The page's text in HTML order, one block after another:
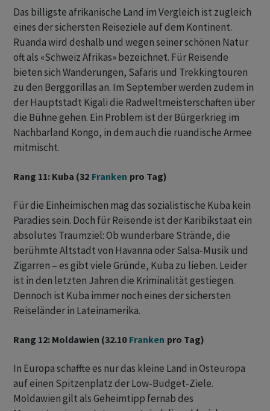
Das billigste afrikanische Land im Vergleich ist zugleich
eines der sichersten Reiseziele auf dem Kontinent.
Ruanda wird deshalb und wegen seiner schönen Natur
oft als «Schweiz Afrikas» bezeichnet. Für Reisende
bieten sich Wanderungen, Safaris und Trekkingtouren
zu den Berggorillas an. Im September werden zudem in
der Hauptstadt Kigali die Radweltmeisterschaften über
die Bühne gehen. Ein Problem ist der Bürgerkrieg im
Nachbarland Kongo, in dem auch die ruandische Armee
mitmischt.
Rang 11: Kuba (32 Franken pro Tag)
Für die Einheimischen mag das sozialistische Kuba kein
Paradies sein. Doch für Reisende ist der Karibikstaat ein
absolutes Traumziel: Ob wunderbare Strände, die
berühmte Altstadt von Havanna oder Salsa-Musik und
Zigarren – es gibt viele Gründe, Kuba zu lieben. Leider
ist in den letzten Jahren die Kriminalität gestiegen.
Dennoch ist Kuba immer noch eines der sichersten
Reiseländer in Lateinamerika.
Rang 12: Moldawien (32.10 Franken pro Tag)
In Europa schaffte es nur das kleine Land in Osteuropa
auf einen Spitzenplatz der Low-Budget-Ziele.
Moldawien gilt als Geheimtipp fernab des